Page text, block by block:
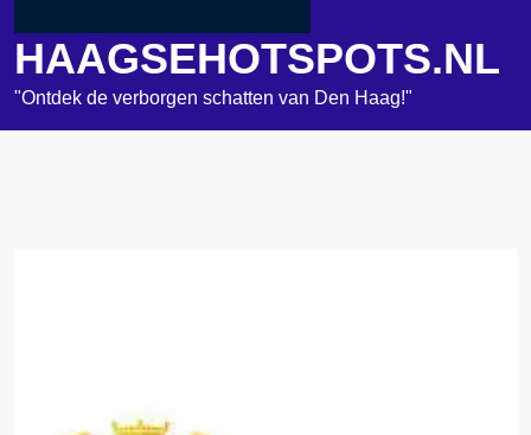
HAAGSEHOTSPOTS.NL
"Ontdek de verborgen schatten van Den Haag!"